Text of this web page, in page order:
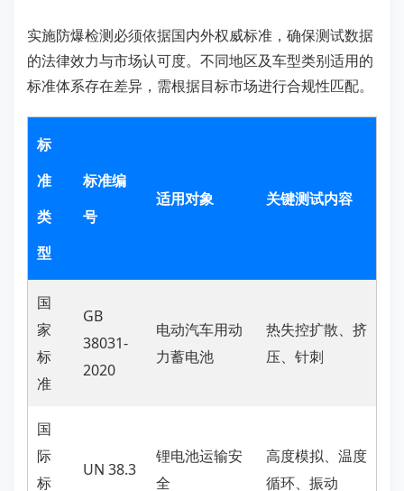
实施防爆检测必须依据国内外权威标准，确保测试数据
的法律效力与市场认可度。不同地区及车型类别适用的
标准体系存在差异，需根据目标市场进行合规性匹配。
标
准
类
型
标准编
号
适用对象 关键测试内容
国
家
标
准
GB
38031-
2020
电动汽车用动
力蓄电池
热失控扩散、挤
压、针刺
国
际
标
UN 38.3
锂电池运输安
全
高度模拟、温度
循环、振动